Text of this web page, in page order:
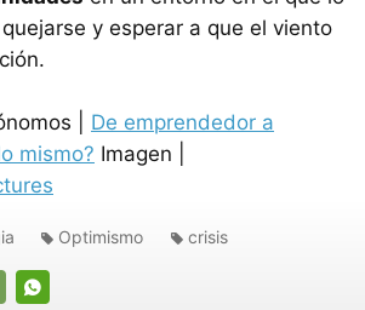
y esperar a que el viento
| De emprendedor a
mismo? Imagen |
Optimismo crisis